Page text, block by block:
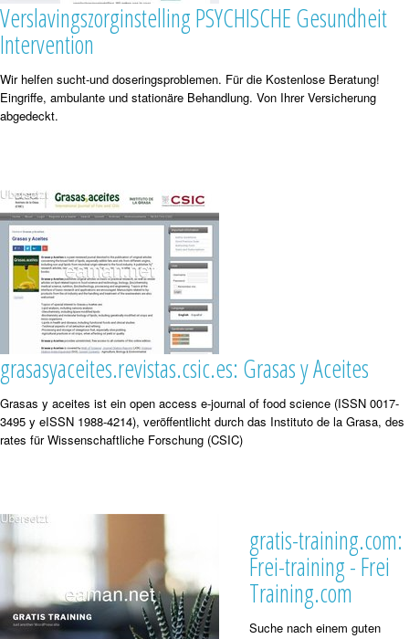
Verslavingszorginstelling PSYCHISCHE Gesundheit
Intervention
Wir helfen sucht-und doseringsproblemen. Für die Kostenlose Beratung!
Eingriffe, ambulante und stationäre Behandlung. Von Ihrer Versicherung
abgedeckt.
grasasyaceites.revistas.csic.es: Grasas y Aceites
Grasas y aceites ist ein open access e-journal of food science (ISSN 0017-
3495 y eISSN 1988-4214), veröffentlicht durch das Instituto de la Grasa, des
rates für Wissenschaftliche Forschung (CSIC)
gratis-training.com:
Frei-training - Frei
Training.com
Suche nach einem guten